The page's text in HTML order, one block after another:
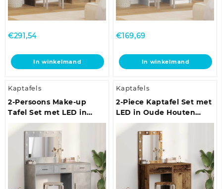
€291,54
In winkelmand
€169,69
In winkelmand
Kaptafels
2-Persoons Make-up
Tafel Set met LED in
Beton Grijs van
Engineered Hout
Kaptafels
2-Piece Kaptafel Set met
LED in Oude Houten
Look